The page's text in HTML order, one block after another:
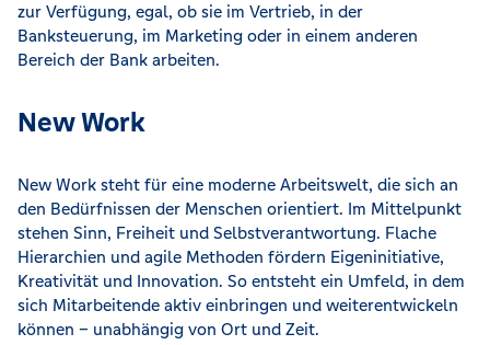
zur Verfügung, egal, ob sie im Vertrieb, in der
Banksteuerung, im Marketing oder in einem anderen
Bereich der Bank arbeiten.
New Work
New Work steht für eine moderne Arbeitswelt, die sich an
den Bedürfnissen der Menschen orientiert. Im Mittelpunkt
stehen Sinn, Freiheit und Selbstverantwortung. Flache
Hierarchien und agile Methoden fördern Eigeninitiative,
Kreativität und Innovation. So entsteht ein Umfeld, in dem
sich Mitarbeitende aktiv einbringen und weiterentwickeln
können – unabhängig von Ort und Zeit.